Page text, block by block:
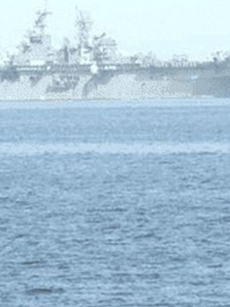
مذاکرات حمایت می‌کنیم
زون
با ایران